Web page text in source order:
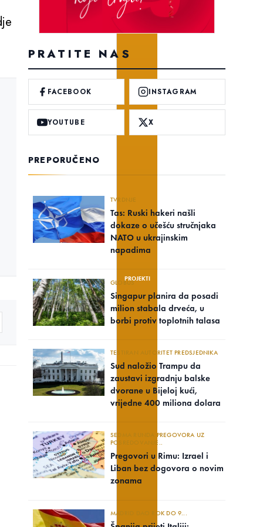
PROJEKTI
PRATITE NAS
FACEBOOK INSTAGRAM
YOUTUBE X
PREPORUČENO
TVRDNJE
Tas: Ruski hakeri našli
dokaze o učešću stručnjaka
NATO u ukrajinskim
napadima
GLOBUS
Singapur planira da posadi
milion stabala drveća, u
borbi protiv toplotnih talasa
TESTIRAN AUTORITET PREDSJEDNIKA
Sud naložio Trampu da
zaustavi izgradnju balske
dvorane u Bijeloj kući,
vrijedne 400 miliona dolara
SEDMA RUNDA PREGOVORA UZ
POSREDOVANJE..
Pregovori u Rimu: Izrael i
Liban bez dogovora o novim
zonama
MADRID DAO ROK DO 9...